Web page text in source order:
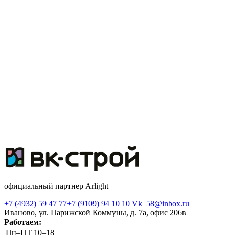
официальный партнер Arlight
+7 (4932) 59 47 77+7 (9109) 94 10 10 Vk_58@inbox.ru
Иваново, ул. Парижской Коммуны, д. 7а, офис 206в
Работаем:
Пн–ПТ 10–18